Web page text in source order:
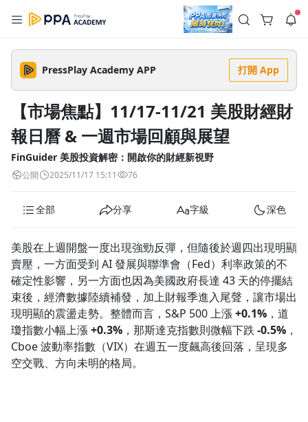
註冊領取 上千元優惠券！
公告
🌞 PPA 避暑津貼．冷氣房升級｜期間快閃活動
🥵 酷暑限時快閃｜單筆滿 NT$2,500 現折 NT$300、再贈最高
2% 點數回饋！🚀 酷暑來襲．偷偷在冷氣房升級 📈⭐️ 【冷氣房
進修 限時開跑】◾單筆滿 NT$2,500 現折 NT$300◾活動期間：
即日起 - 8/13（只有一週）-📣 酷暑季好康 \ 再加碼 /→ 點數回饋
無上限🔥購買任一課程 or 訂閱✅ 消費即享回饋 1% 點數✅ 滿
$5,000 回饋 2% 點數🎁 此為 PPA 官方帳號 Line@ 專屬活動，加
入好友👉 享有「渠道專屬活動」及「個人化推播」！
3 天前
查看全部
PressPlay Academy APP 打開 App
【市場焦點】11/17-11/21 美股財經財
報日曆 & 一週市場回顧與展望
FinGuider 美股投資解密：開啟你的財經新視野
公開 2025/11/17 15:11 76
全部 分享 字級 深色
美股在上週開盤一度出現強勁反彈，但隨後於週四出現明顯
賣壓，一方面受到 AI 發展與聯準會（Fed）利率政策的不
確定性影響，另一方面也因為美國政府長達 43 天的停擺結
束後，經濟數據陸續補發，加上財報季進入尾聲，讓市場出
現明顯的震盪走勢。整體而言，S&P 500 上漲+0.1% ，道
瓊指數小幅上漲+0.3% ，那斯達克指數則微幅下跌 -0.5% ，
Cboe 波動率指數（VIX）在週五一度飆高後回落，呈現多
空交戰、方向未明的格局。
--:-- --:--
1.0x
2.0x
1.75x
1.5x
1.25x
1.0x
0.75x
追蹤列表
去逛逛
返回播放器
清除全部